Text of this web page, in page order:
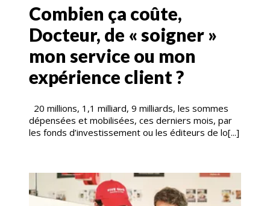
Combien ça coûte,
Docteur, de « soigner »
mon service ou mon
expérience client ?
20 millions, 1,1 milliard, 9 milliards, les sommes
dépensées et mobilisées, ces derniers mois, par
les fonds d’investissement ou les éditeurs de lo[...]